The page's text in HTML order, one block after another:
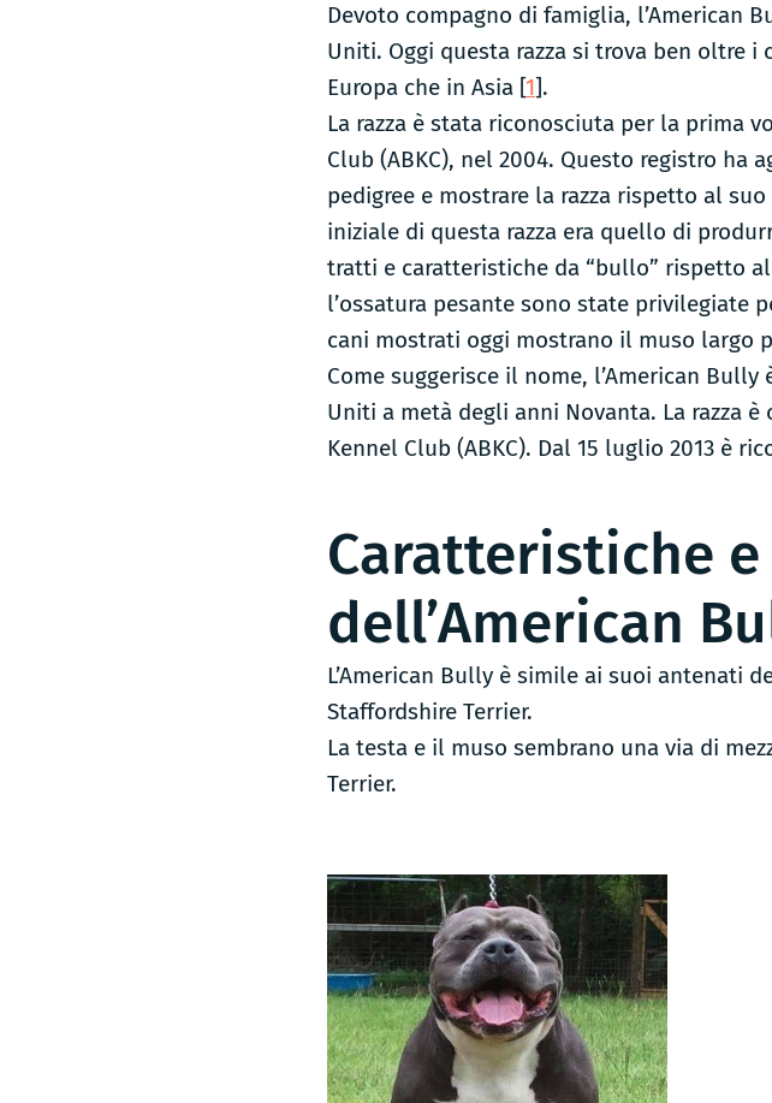
Devoto compagno di famiglia, l’American
Uniti. Oggi questa razza si trova ben oltre
Europa che in Asia [1].
La razza è stata riconosciuta per la prima
Club (ABKC), nel 2004. Questo registro ha
pedigree e mostrare la razza rispetto al
iniziale di questa razza era quello di
tratti e caratteristiche da “bullo” rispetto
l’ossatura pesante sono state privilegiate
cani mostrati oggi mostrano il muso largo
Come suggerisce il nome, l’American
Uniti a metà degli anni Novanta. La razza
Kennel Club (ABKC). Dal 15 luglio 2013 è
Caratteristiche
dell’American
L’American Bully è simile ai suoi antenati
Staffordshire Terrier.
La testa e il muso sembrano una via di
Terrier.